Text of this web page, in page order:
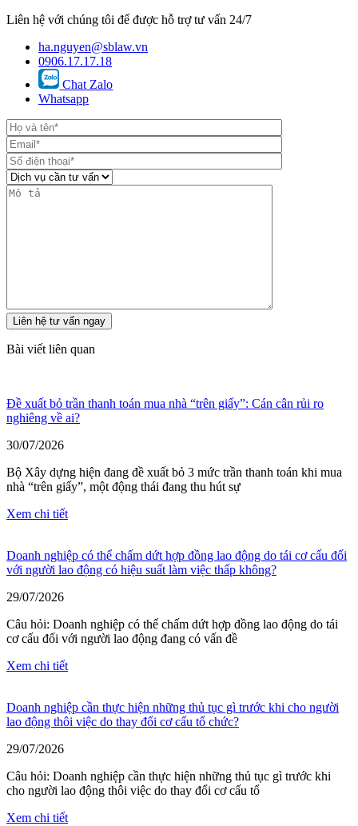
Liên hệ với chúng tôi để được hỗ trợ tư vấn 24/7
ha.nguyen@sblaw.vn
0906.17.17.18
Chat Zalo
Whatsapp
Bài viết liên quan
Đề xuất bỏ trần thanh toán mua nhà “trên giấy”: Cán cân rủi ro
nghiêng về ai?
30/07/2026
Bộ Xây dựng hiện đang đề xuất bỏ 3 mức trần thanh toán khi mua
nhà “trên giấy”, một động thái đang thu hút sự
Xem chi tiết
Doanh nghiệp có thể chấm dứt hợp đồng lao động do tái cơ cấu đối
với người lao động có hiệu suất làm việc thấp không?
29/07/2026
Câu hỏi: Doanh nghiệp có thể chấm dứt hợp đồng lao động do tái
cơ cấu đối với người lao động đang có vấn đề
Xem chi tiết
Doanh nghiệp cần thực hiện những thủ tục gì trước khi cho người
lao động thôi việc do thay đổi cơ cấu tổ chức?
29/07/2026
Câu hỏi: Doanh nghiệp cần thực hiện những thủ tục gì trước khi
cho người lao động thôi việc do thay đổi cơ cấu tổ
Xem chi tiết